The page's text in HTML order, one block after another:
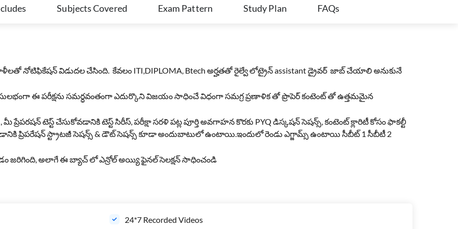
Subjects Covered Exam Pattern Study Plan FAQs
ఖాళీలతో నోటిఫికేషన్ విడుదల చేసింది. కేవలం ITI,DIPLOMA, Btech అర్హతతో రైల్వే లోట్రైన్ assistant డ్రైవర్ జాబ్ చేయాలి అనుకునే
ఈ పరీక్షను సమర్ధవంతంగా ఎదుర్కొని విజయం సాధించే విధంగా సమగ్ర ప్రణాళిక తో ప్రొపెర్ కంటెంట్ తో ఉత్తమమైన
ప్రేపరషన్ టెస్ట్ చేసుకోవడానికి టెస్ట్ సిరీస్, పరీక్షా సరళి పట్ల పూర్తి అవగాహన కొరకు PYQ డిస్కషన్ సెషన్స్, కంటెంట్ క్లారిటీ కోసం ఫాకల్టీ
ప్రిపరేషన్ స్ట్రాటజీ సెషన్స్ & డౌట్ సెషన్స్ కూడా అందుబాటులో ఉంటాయి.ఇందులో రెండు ఎగ్జామ్స్ ఉంటాయి సీబీట్ 1 సీబీటీ 2
జరిగింది, అలాగే ఈ బ్యాచ్ లో ఎన్రోల్ అయ్యి ఫైనల్ సెలక్షన్ సాధించండి
24*7 Recorded Videos